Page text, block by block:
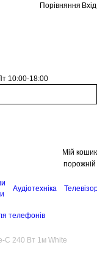
Порівняння Вхід
10:00-18:00
Мій кошик
порожній
Аудіотехніка
телефонів
C 240 Вт 1м White